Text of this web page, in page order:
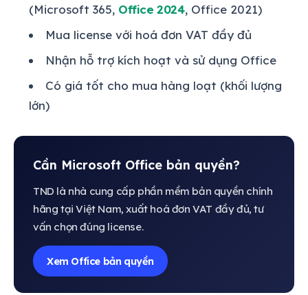
(Microsoft 365, Office 2024, Office 2021)
Mua license với hoá đơn VAT đầy đủ
Nhận hỗ trợ kích hoạt và sử dụng Office
Có giá tốt cho mua hàng loạt (khối lượng
lớn)
Cần Microsoft Office bản quyền?
TND là nhà cung cấp phần mềm bản quyền chính
hãng tại Việt Nam, xuất hoá đơn VAT đầy đủ, tư
vấn chọn đúng license.
Xem Office bản quyền